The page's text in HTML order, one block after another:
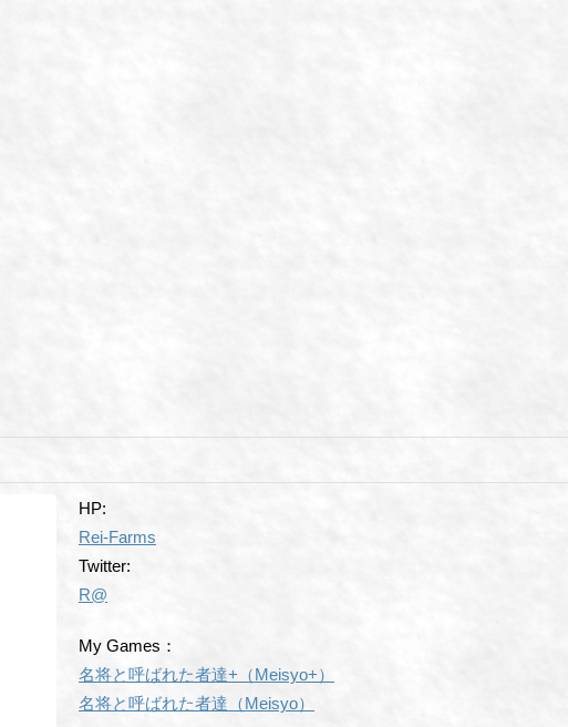
HP:
Rei-Farms
Twitter:
R@
My Games：
名将と呼ばれた者達+（Meisyo+）
名将と呼ばれた者達（Meisyo）